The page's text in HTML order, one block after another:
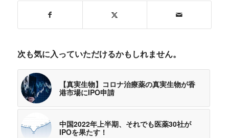
次も気に入っていただけるかもしれません。
【真実生物】コロナ治療薬の真実生物が香
港市場にIPO申請
中国2022年上半期、それでも医薬30社が
IPOを果たす！